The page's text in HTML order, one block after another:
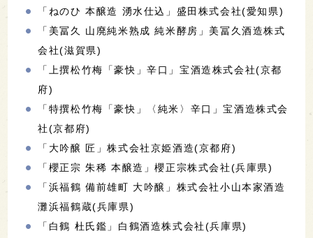
「ねのひ 本醸造 湧水仕込」盛田株式会社(愛知県)
「美冨久 山廃純米熟成 純米酵房」美冨久酒造株式
会社(滋賀県)
「上撰松竹梅「豪快」辛口」宝酒造株式会社(京都
府)
「特撰松竹梅「豪快」〈純米〉辛口」宝酒造株式会
社(京都府)
「大吟醸 匠」株式会社京姫酒造(京都府)
「櫻正宗 朱稀 本醸造」櫻正宗株式会社(兵庫県)
「浜福鶴 備前雄町 大吟醸」株式会社小山本家酒造
灘浜福鶴蔵(兵庫県)
「白鶴 杜氏鑑」白鶴酒造株式会社(兵庫県)